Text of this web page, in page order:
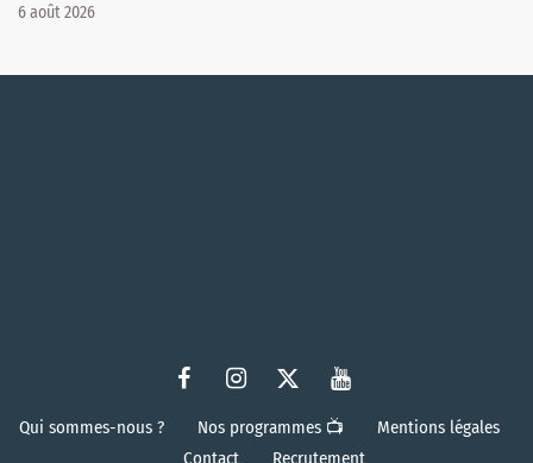
6 août 2026
Qui sommes-nous ? Nos programmes 📺
Mentions légales
Contact
Recrutement